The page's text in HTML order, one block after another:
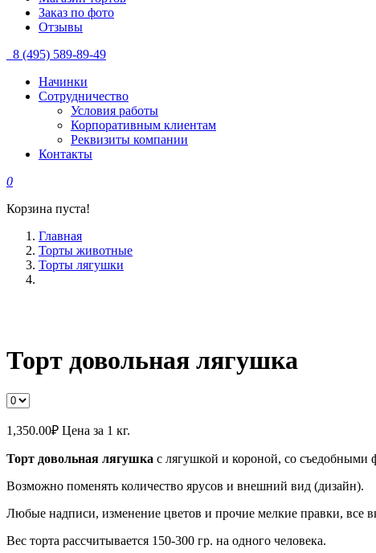
Заказ по фото
Отзывы
8 (495) 589-89-49
Начинки
Сотрудничество
Условия работы
Корпоративным клиентам
Реквизиты компании
Контакты
0
Корзина пуста!
Главная
Торты животные
Торты лягушки
Торт довольная лягушка
1,350.00₽ Цена за 1 кг.
Торт довольная лягушка с лягушкой и короной, со съедобными
Возможно поменять количество ярусов и внешний вид (дизайн).
Любые надписи, изменение цветов и прочие мелкие правки, все
Вес торта рассчитывается 150-300 гр. на одного человека.